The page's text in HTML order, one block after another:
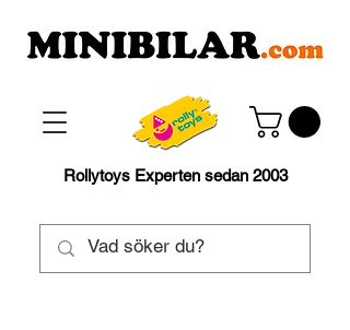
Rollytoys Experten sedan 2003